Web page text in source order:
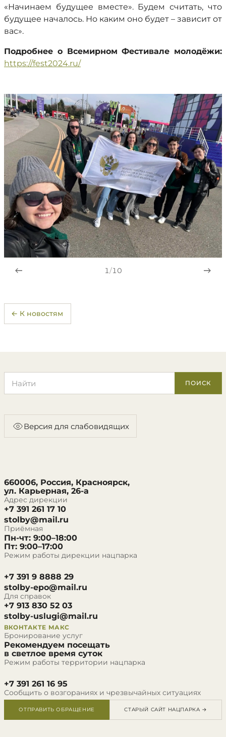
«Начинаем будущее вместе». Будем считать, что
будущее началось. Но каким оно будет – зависит от
вас».
Подробнее о Всемирном Фестивале молодёжи:
https://fest2024.ru/
1/10
← К новостям
ПОИСК
Версия для слабовидящих
660006, Россия, Красноярск,
ул. Карьерная, 26-а
Адрес дирекции
+7 391 261 17 10
stolby@mail.ru
Приёмная
Пн-чт: 9:00–18:00
Пт: 9:00–17:00
Режим работы дирекции нацпарка
+7 391 9 8888 29
stolby-epo@mail.ru
Для справок
+7 913 830 52 03
stolby-uslugi@mail.ru
ВКОНТАКТЕ МАКС
Бронирование услуг
Рекомендуем посещать
в светлое время суток
Режим работы территории нацпарка
+7 391 261 16 95
Сообщить о возгораниях и чрезвычайных ситуациях
ОТПРАВИТЬ ОБРАЩЕНИЕ СТАРЫЙ САЙТ НАЦПАРКА →